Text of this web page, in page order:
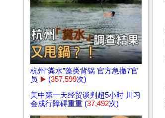
杭州“粪水”藻类背锅 官方急撤7官
员 ▶️ (357,599次)
美中第一天经贸谈判超5小时 川习
会成行障碍重重 (37,492次)